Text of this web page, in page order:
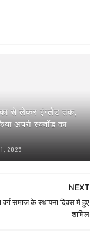
से लेकर इंग्‍लैंड तक,
अपने स्‍क्वॉड का
2025
NEXT
वर्ग समाज के स्थापना दिवस में हुए
शामिल